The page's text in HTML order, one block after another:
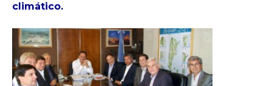
climático.